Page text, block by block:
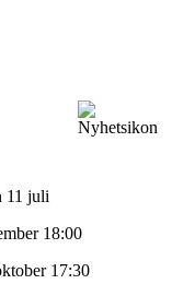
11 juli
18:00
17:30